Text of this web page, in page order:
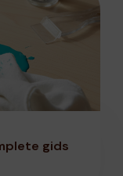
gids